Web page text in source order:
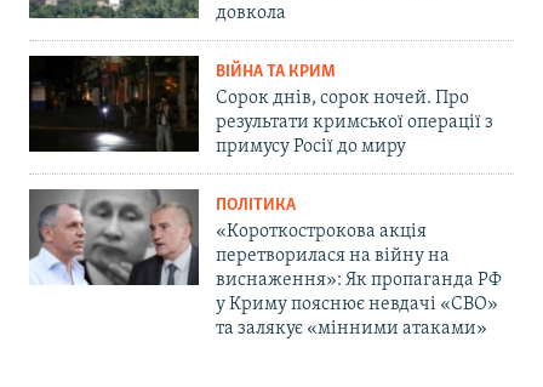
довкола
ВІЙНА ТА КРИМ
Сорок днів, сорок ночей. Про
результати кримської операції з
примусу Росії до миру
ПОЛІТИКА
«Короткострокова акція
перетворилася на війну на
виснаження»: Як пропаганда РФ
у Криму пояснює невдачі «СВО»
та залякує «мінними атаками»